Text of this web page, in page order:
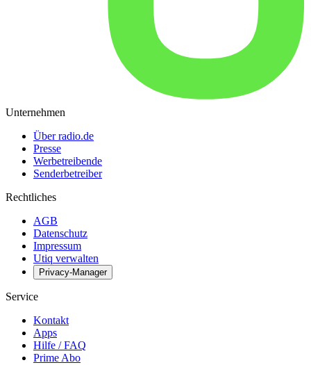
Unternehmen
Über radio.de
Presse
Werbetreibende
Senderbetreiber
Rechtliches
AGB
Datenschutz
Impressum
Utiq verwalten
Privacy-Manager
Service
Kontakt
Apps
Hilfe / FAQ
Prime Abo